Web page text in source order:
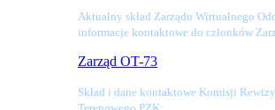
Aktualny skład Zarządu Wirtualnego
informacje kontaktowe do członków
Zarząd OT-73
Skład i dane kontaktowe Komisji